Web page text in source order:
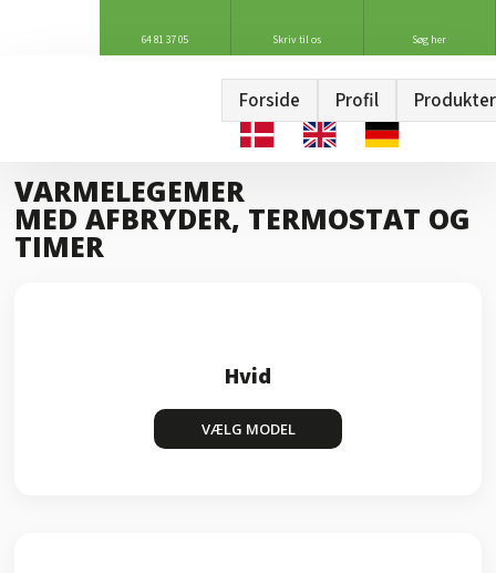
64 81 37 05 Skriv til os Søg her
Forside Profil Produkter
VARMELEGEMER
​MED AFBRYDER, TERMOSTAT OG
TIMER
Hvid
VÆLG MODEL